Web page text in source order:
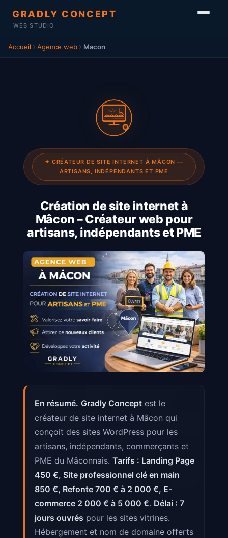
GRADLY CONCEPT
WEB STUDIO
Accueil Agence web Macon
</>
✦ CRÉATEUR DE SITE INTERNET À MÂCON —
ARTISANS, INDÉPENDANTS ET PME
Création de site internet à
Mâcon – Créateur web pour
artisans, indépendants et PME
En résumé. Gradly Concept est le
créateur de site internet à Mâcon qui
conçoit des sites WordPress pour les
artisans, indépendants, commerçants et
PME du Mâconnais. Tarifs : Landing Page
450 €, Site professionnel clé en main
850 €, Refonte 700 € à 2 000 €, E-
commerce 2 000 € à 5 000 €. Délai : 7
jours ouvrés pour les sites vitrines.
Hébergement et nom de domaine offerts